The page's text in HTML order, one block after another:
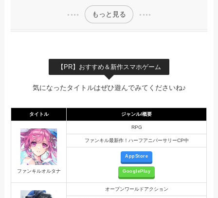
もっと見る
【PR】おすすめ＆新作スマホゲーム
気になったタイトルはぜひ遊んでみてくださいね♪
タイトル ジャンル/概要
ファンキルオルタナ
RPG
ファンキル最新作！ハーフアニバーサリーCP中
AppStore
GooglePlay
オープンワールドアクション